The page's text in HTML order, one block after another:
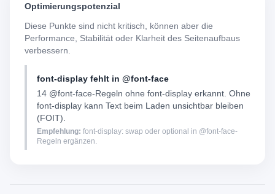
Optimierungspotenzial
Diese Punkte sind nicht kritisch, können aber die
Performance, Stabilität oder Klarheit des Seitenaufbaus
verbessern.
font-display fehlt in @font-face
14 @font-face-Regeln ohne font-display erkannt. Ohne
font-display kann Text beim Laden unsichtbar bleiben
(FOIT).
Empfehlung: font-display: swap oder optional in @font-face-
Regeln ergänzen.